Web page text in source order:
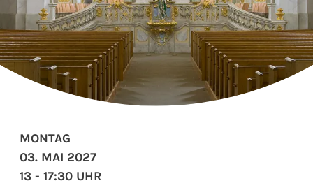
MONTAG
03. MAI 2027
13 - 17:30 UHR